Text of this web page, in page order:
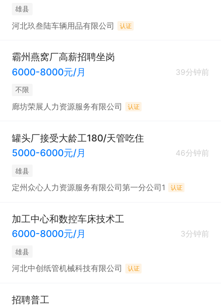
雄县
河北玖叁陆车辆用品有限公司 认证
霸州燕窝厂高薪招聘坐岗
6000-8000元/月
39分钟前
不限
廊坊荣展人力资源服务有限公司 认证
罐头厂接受大龄工180/天管吃住
5000-6000元/月
46分钟前
雄县
定州众心人力资源服务有限公司第一分公司1 认证
加工中心和数控车床技术工
6000-8000元/月
3分钟前
雄县
河北中创纸管机械科技有限公司 认证
招聘普工